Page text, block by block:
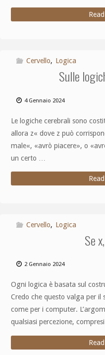
Cervello, Logica
Sulle
4 Gennaio 2024
Le logiche cerebrali sono
allora z« dove z può
male«, «avrò piacere», o
un certo …
Cervello, Logica
Se
2 Gennaio 2024
Ogni logica è basata sul
Credo che questo valga per il
come per i computer.
qualsiasi percezione,